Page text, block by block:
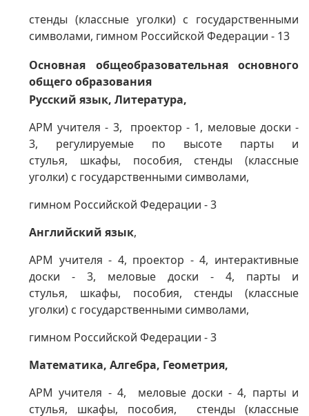
стенды (классные уголки) с государственными
символами, гимном Российской Федерации - 13
Основная общеобразовательная основного
общего образования
Русский язык, Литература,
АРМ учителя - 3, проектор - 1, меловые доски -
3, регулируемые по высоте парты и
стулья, шкафы, пособия, стенды (классные
уголки) с государственными символами,
гимном Российской Федерации - 3
Английский язык,
АРМ учителя - 4, проектор - 4, интерактивные
доски - 3, меловые доски - 4, парты и
стулья, шкафы, пособия, стенды (классные
уголки) с государственными символами,
гимном Российской Федерации - 3
Математика, Алгебра, Геометрия,
АРМ учителя - 4, меловые доски - 4, парты и
стулья, шкафы, пособия, стенды (классные